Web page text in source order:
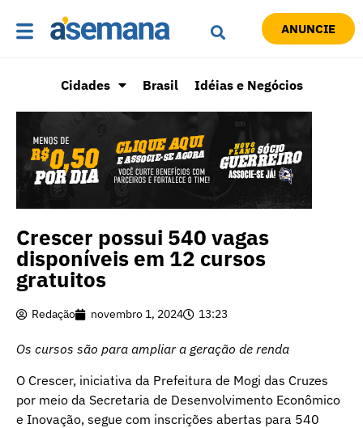
ANUNCIE
Cidades Brasil Idéias e Negócios
Crescer possui 540 vagas
disponíveis em 12 cursos
gratuitos
Redação novembro 1, 2024 13:23
Os cursos são para ampliar a geração de renda
O Crescer, iniciativa da Prefeitura de Mogi das Cruzes
por meio da Secretaria de Desenvolvimento Econômico
e Inovação, segue com inscrições abertas para 540